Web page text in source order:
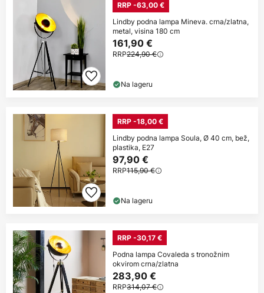
RRP -63,00 €
Lindby podna lampa Mineva. crna/zlatna,
metal, visina 180 cm
161,90 €
RRP224,90 €
Na lageru
RRP -18,00 €
Lindby podna lampa Soula, Ø 40 cm, bež,
plastika, E27
97,90 €
RRP115,90 €
Na lageru
RRP -30,17 €
Podna lampa Covaleda s tronožnim
okvirom crna/zlatna
283,90 €
RRP314,07 €